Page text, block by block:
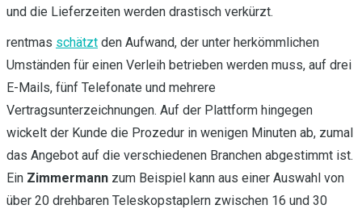
und die Lieferzeiten werden drastisch verkürzt.
rentmas schätzt den Aufwand, der unter herkömmlichen
Umständen für einen Verleih betrieben werden muss, auf drei
E-Mails, fünf Telefonate und mehrere
Vertragsunterzeichnungen. Auf der Plattform hingegen
wickelt der Kunde die Prozedur in wenigen Minuten ab, zumal
das Angebot auf die verschiedenen Branchen abgestimmt ist.
Ein Zimmermann zum Beispiel kann aus einer Auswahl von
über 20 drehbaren Teleskopstaplern zwischen 16 und 30